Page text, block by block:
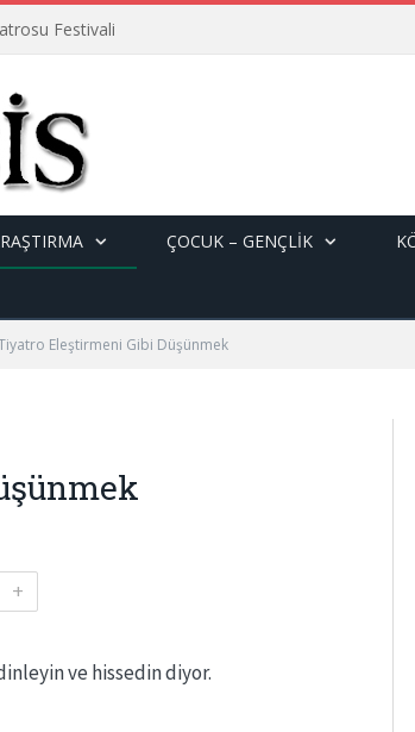
Festivali
ÇOCUK – GENÇLIK
Eleştirmeni Gibi Düşünmek
+
ve hissedin diyor.